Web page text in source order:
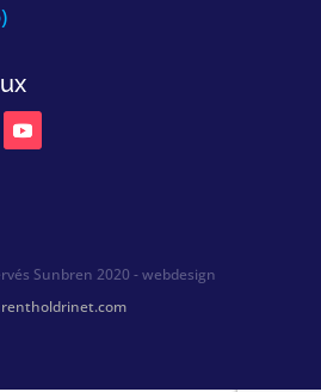
Sunbren 2020 - webdesign